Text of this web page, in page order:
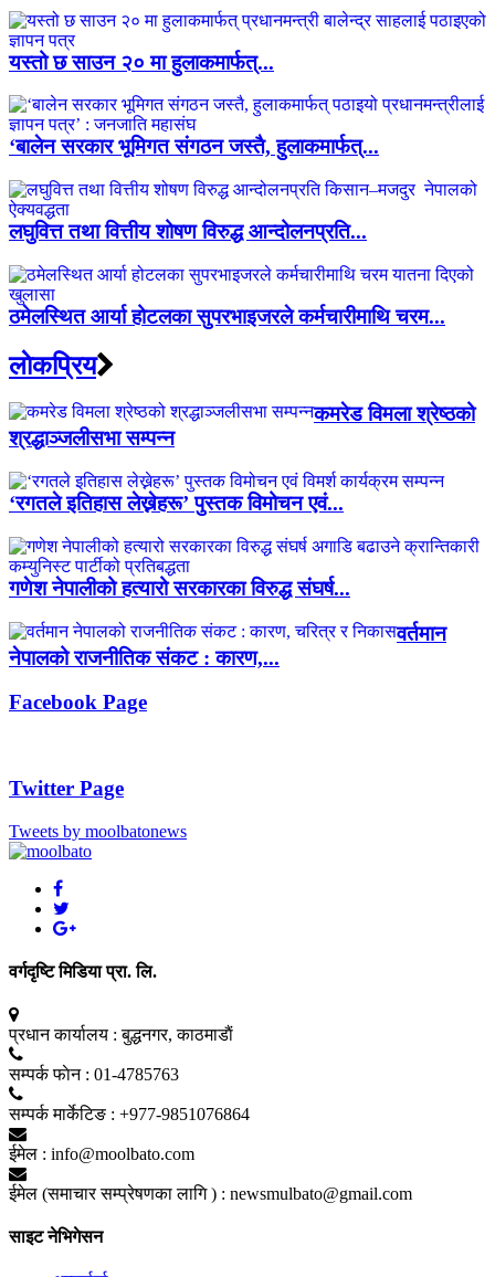
यस्तो छ साउन २० मा हुलाकमार्फत्...
‘बालेन सरकार भूमिगत संगठन जस्तै, हुलाकमार्फत्...
लघुवित्त तथा वित्तीय शोषण विरुद्ध आन्दोलनप्रति...
ठमेलस्थित आर्या होटलका सुपरभाइजरले कर्मचारीमाथि चरम...
लाेकप्रिय
कमरेड विमला श्रेष्ठको
श्रद्धाञ्जलीसभा सम्पन्न
‘रगतले इतिहास लेख्नेहरू’ पुस्तक विमोचन एवं...
गणेश नेपालीको हत्यारो सरकारका विरुद्ध संघर्ष...
वर्तमान
नेपालको राजनीतिक संकट : कारण,...
Facebook Page
Twitter Page
Tweets by moolbatonews
वर्गदृष्टि मिडिया प्रा. लि.
प्रधान कार्यालय : बुद्धनगर, काठमाडाैं
सम्पर्क फाेन : 01-4785763
सम्पर्क मार्केटिङ : +977-9851076864
ईमेल : info@moolbato.com
ईमेल (समाचार सम्प्रेषणका लागि ) : newsmulbato@gmail.com
साइट नेभिगेसन